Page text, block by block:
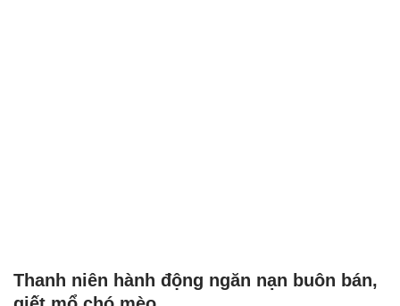
Thanh niên hành động ngăn nạn buôn bán,